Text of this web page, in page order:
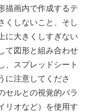
描画内で作成するテ
くしないこと、そし
に大きくしすぎない
て図形と組み合わせ
、スプレッドシート
に注意してくださ
セルとの視覚的バラ
リオなど）を使用す